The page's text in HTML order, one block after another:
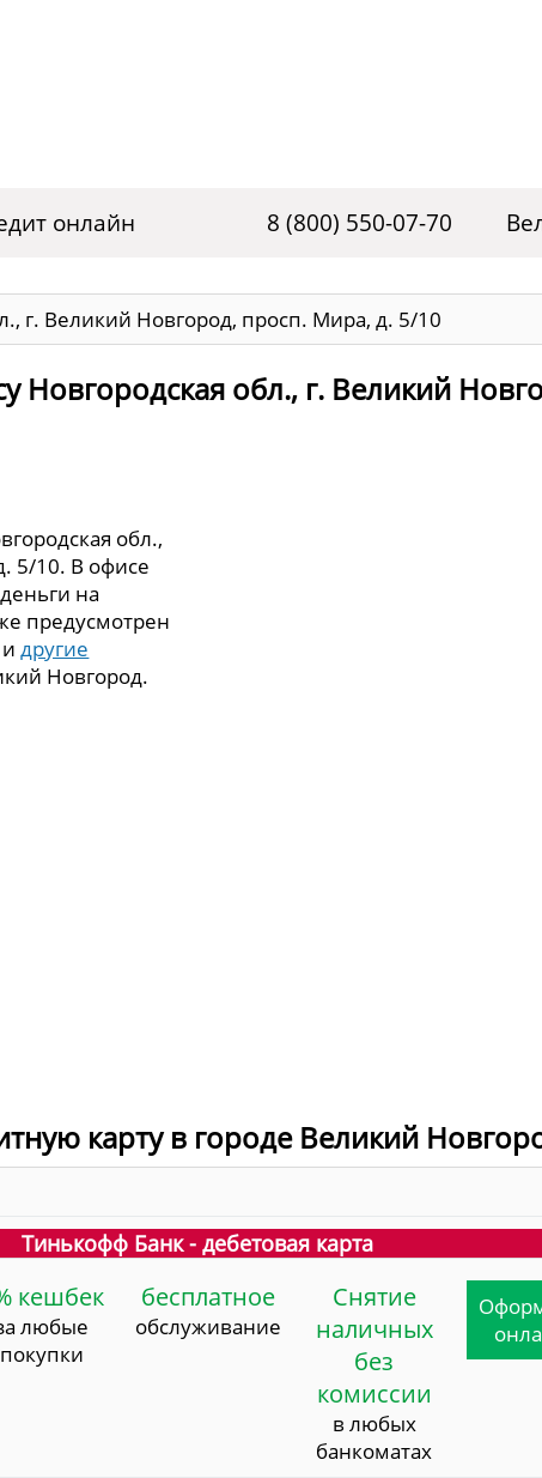
онлайн 8 (800) 550-07-70
г. Великий Новгород, просп. Мира, д. 5/10
Новгородская обл., г. Великий
обл.,
5/10. В офисе
на
предусмотрен
идругие
Новгород.
карту в городе Великий
Тинькофф Банк - дебетовая карта
кешбек
любые
покупки
бесплатное
обслуживание
Снятие
наличных
без
комиссии
в любых
банкоматах